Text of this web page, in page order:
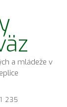
a mládeže v
235